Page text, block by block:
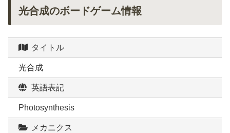
光合成のボードゲーム情報
タイトル
光合成
英語表記
Photosynthesis
メカニクス